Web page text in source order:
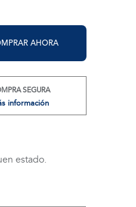
AHORA
SEGURA
información
estado.